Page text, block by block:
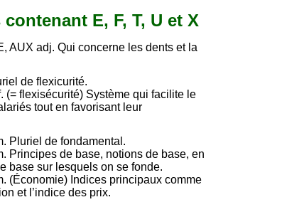
E, F, T, U et X
AUX adj. Qui concerne les dents et la
de flexicurité.
(= flexisécurité) Système qui facilite le
tout en favorisant leur
Pluriel de fondamental.
Principes de base, notions de base, en
base sur lesquels on se fonde.
(Économie) Indices principaux comme
et l’indice des prix.